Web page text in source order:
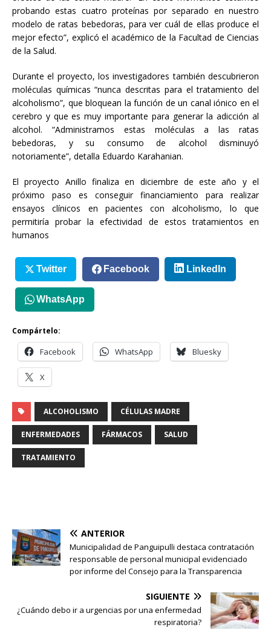
probando estas cuatro proteínas por separado en nuestro
modelo de ratas bebedoras, para ver cuál de ellas produce el
mejor efecto”, explicó el académico de la Facultad de Ciencias
de la Salud.
Durante el proyecto, los investigadores también descubrieron
moléculas químicas “nunca descritas para el tratamiento del
alcoholismo”, que bloquean la función de un canal iónico en el
cerebro y que es muy importante para generar la adicción al
alcohol. “Administramos estas moléculas a las ratas
bebedoras, y su consumo de alcohol disminuyó
notoriamente”, detalla Eduardo Karahanian.
El proyecto Anillo finaliza en diciembre de este año y el
próximo paso es conseguir financiamiento para realizar
ensayos clínicos en pacientes con alcoholismo, lo que
permitiría probar la efectividad de estos tratamientos en
humanos
Twitter Facebook LinkedIn
WhatsApp
Compártelo:
Facebook WhatsApp Bluesky
X
ALCOHOLISMO CÉLULAS MADRE
ENFERMEDADES FÁRMACOS SALUD
TRATAMIENTO
ANTERIOR
Municipalidad de Panguipulli destaca contratación
responsable de personal municipal evidenciado
por informe del Consejo para la Transparencia
SIGUIENTE
¿Cuándo debo ir a urgencias por una enfermedad
respiratoria?